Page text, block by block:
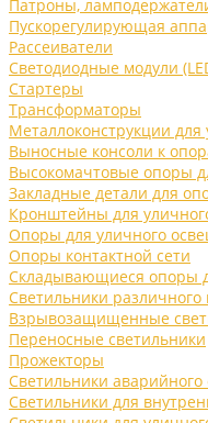
Патроны,
Пускорегулирующая
Рассеиватели
Светодиодные модули
Стартеры
Трансформаторы
Металлоконструкции
Выносные консоли к
Высокомачтовые опоры
Закладные детали для
Кронштейны для
Опоры для уличного
Опоры контактной сети
Складывающиеся опоры
Светильники различного
Взрывозащищенные
Переносные светильники
Прожекторы
Светильники
Светильники для